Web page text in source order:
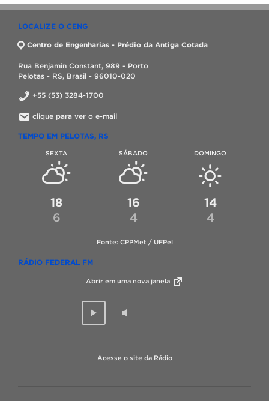
LOCALIZE O CENG
Centro de Engenharias - Prédio da Antiga Cotada
Rua Benjamin Constant, 989 - Porto
Pelotas - RS, Brasil - 96010-020
+55 (53) 3284-1700
clique para ver o e-mail
TEMPO EM PELOTAS, RS
SEXTA
18
6
SÁBADO
16
4
DOMINGO
14
4
Fonte: CPPMet / UFPel
RÁDIO FEDERAL FM
Abrir em uma nova janela
Acesse o site da Rádio